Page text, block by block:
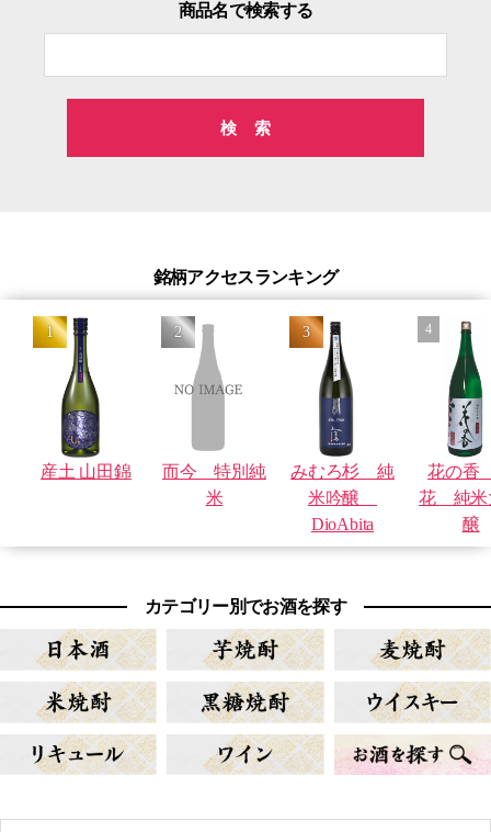
商品名で検索する
索
銘柄アクセスランキング
産土 山田錦
而今 特別純
米
みむろ杉 純
米吟醸
DioAbita
花の
花 純米
醸
カテゴリー別でお酒を探す